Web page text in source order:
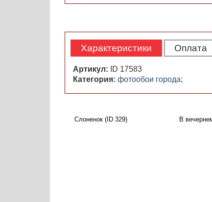
Характеристики Оплата
Артикул:
ID 17583
Категория: фотообои города;
Слоненок (ID 329) В